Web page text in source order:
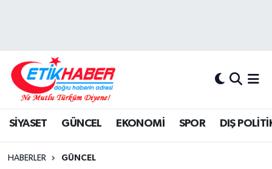
SİYASET GÜNCEL EKONOMİ SPOR DIŞ
HABERLER GÜNCEL
DIŞ POLİTİKA
Hava Durumu